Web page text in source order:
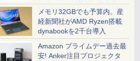
メモリ32GBでも予算内。産
経新聞社がAMD Ryzen搭載
dynabookを2千台導入
Amazon プライムデー過去最
安! Anker注目プロジェクタ